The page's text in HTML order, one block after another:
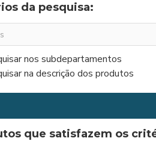
da pesquisa:
nos subdepartamentos
na descrição dos produtos
que satisfazem os